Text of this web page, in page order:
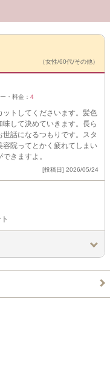
（女性/60代/その他）
・料金： 4
トしてくださいます。髪色
して決めていきます。長ら
話になるつもりです。スタ
容院ってとかく疲れてしまい
きますよ。
[投稿日] 2026/05/24